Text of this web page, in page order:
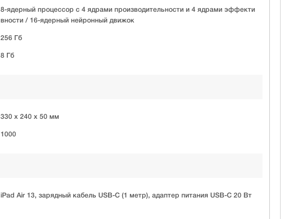
8-ядерный процессор с 4 ядрами производительности и 4 ядрами эффекти
вности / 16-ядерный нейронный движок
256 Гб
8 Гб
330 х 240 х 50 мм
1000
iPad Air 13, зарядный кабель USB-C (1 метр), адаптер питания USB-C 20 Вт